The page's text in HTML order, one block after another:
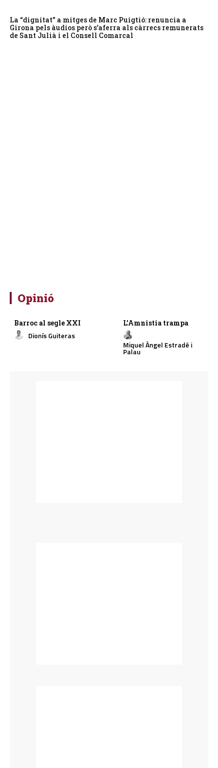
La “dignitat” a mitges de Marc Puigtió: renuncia a
Girona pels àudios però s’aferra als càrrecs remunerats
de Sant Julià i el Consell Comarcal
Opinió
Barroc al segle XXI
Dionís Guiteras
L’Amnistia trampa
Miquel Àngel Estradé i
Palau